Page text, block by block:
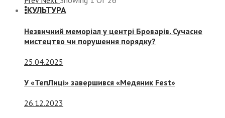
КУЛЬТУРА
Незвичний меморіал у центрі Броварів. Сучасне
мистецтво чи порушення порядку?
25.04.2025
У «ТепЛиці» завершився «Медяник Fest»
26.12.2023